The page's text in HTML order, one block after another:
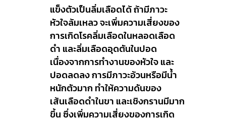
แข็งตัวเป็นลิ่มเลือดได้ ถ้ามีภาวะ
หัวใจล้มเหลว จะเพิ่มความเสี่ยงของ
การเกิดโรคลิ่มเลือดในหลอดเลือด
ดำ และลิ่มเลือดอุดตันในปอด
เนื่องจากการทำงานของหัวใจ และ
ปอดลดลง การมีภาวะอ้วนหรือมีน้ำ
หนักตัวมาก ทำให้ความดันของ
เส้นเลือดดำในขา และเชิงกรานมีมาก
ขึ้น ซึ่งเพิ่มความเสี่ยงของการเกิด